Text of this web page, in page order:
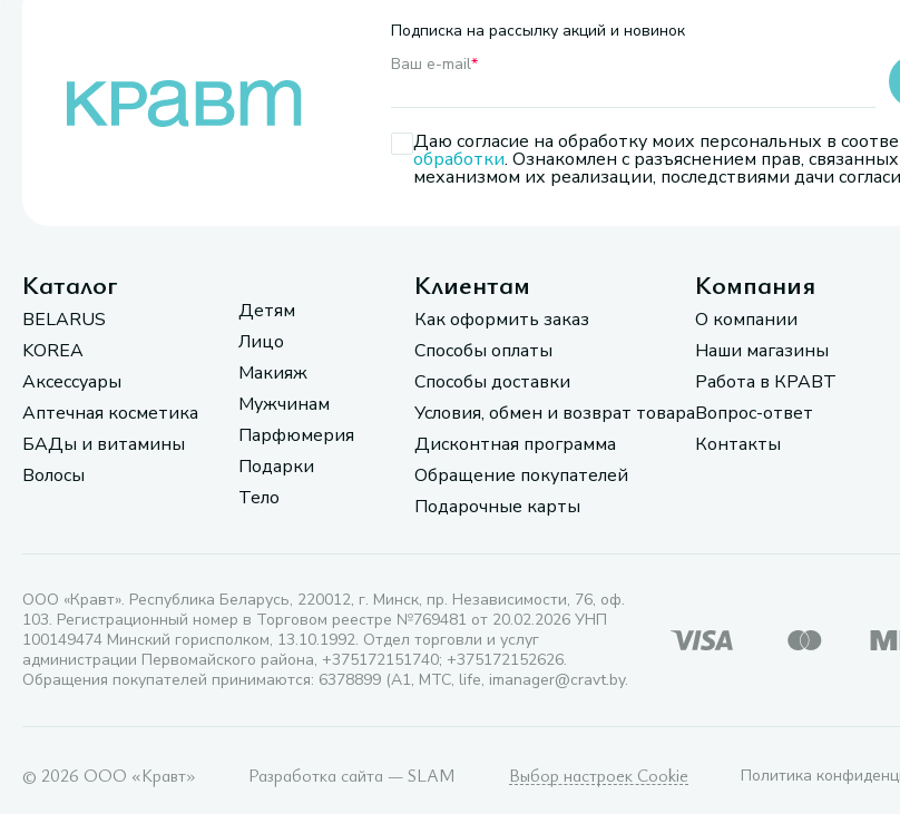
Подписка на рассылку акций и новинок
Ваш e-mail*
Даю согласие на обработку моих персональных в
обработки. Ознакомлен с разъяснением прав,
механизмом их реализации, последствиями дачи
Каталог
BELARUS
KOREA
Аксессуары
Аптечная косметика
БАДы и витамины
Волосы
Детям
Лицо
Макияж
Мужчинам
Парфюмерия
Подарки
Тело
Клиентам
Как оформить заказ
Способы оплаты
Способы доставки
Условия, обмен и возврат товара
Дисконтная программа
Обращение покупателей
Подарочные карты
Компания
О компании
Наши магазины
Работа в КРАВТ
Вопрос-ответ
Контакты
ООО «Кравт». Республика Беларусь, 220012, г. Минск, пр. Независимости, 76, оф.
103. Регистрационный номер в Торговом реестре №769481 от 20.02.2026 УНП
100149474 Минский горисполком, 13.10.1992. Отдел торговли и услуг
администрации Первомайского района, +375172151740; +375172152626.
Обращения покупателей принимаются: 6378899 (А1, МТС, life, imanager@cravt.by.
© 2026 ООО «Кравт» Разработка сайта — SLAM Выбор настроек Cookie Политика